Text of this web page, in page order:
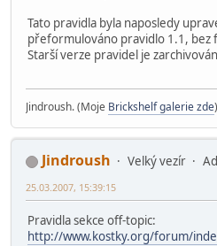
Tato pravidla byla naposledy
přeformulováno pravidlo 1.1, bez
Starší verze pravidel je
Jindroush. (Moje Brickshelf galerie zde)
Jindroush Velký vezír
25.03.2007, 15:39:15
Pravidla sekce off-topic:
http://www.kostky.org/forum/